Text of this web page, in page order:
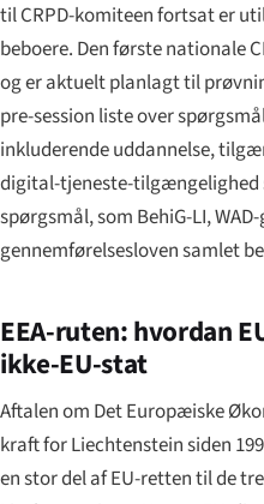
til CRPD-komiteen fortsat er
beboere. Den første nationale
og er aktuelt planlagt til
pre-session liste over
inkluderende uddannelse,
digital-tjeneste-
spørgsmål, som BehiG-LI,
gennemførel­sesloven samlet
EEA-ruten: hvordan
ikke-EU-stat
Aftalen om Det Europæiske
kraft for Liechtenstein siden
en stor del af EU-retten til de